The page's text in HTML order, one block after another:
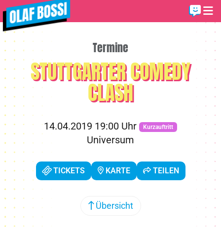
Termine
STUTTGARTER COMEDY
CLASH
14.04.2019 19:00 Uhr Kurzauftritt
Universum
TICKETS KARTE TEILEN
Übersicht